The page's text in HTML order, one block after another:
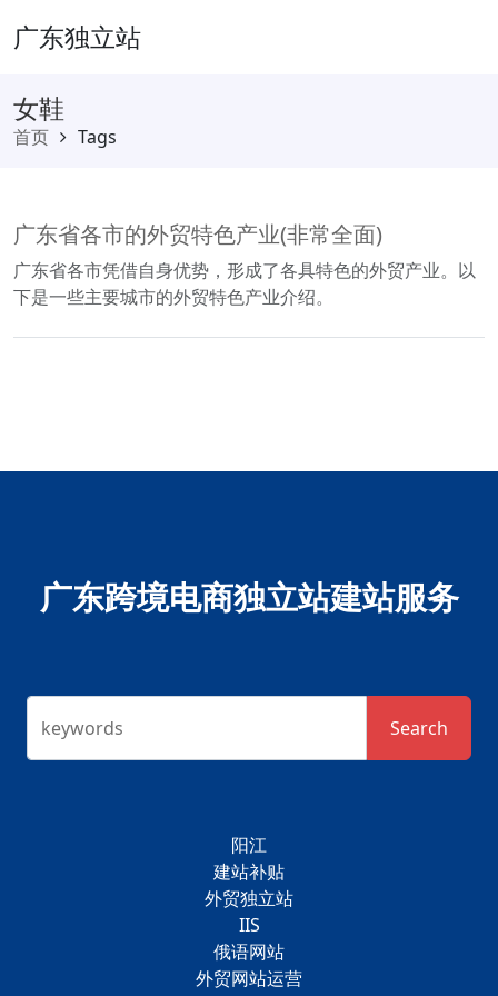
广东独立站
女鞋
首页 Tags
广东省各市的外贸特色产业(非常全面)
广东省各市凭借自身优势，形成了各具特色的外贸产业。以
下是一些主要城市的外贸特色产业介绍。
广东跨境电商独立站建站服务
keywords Search
阳江
建站补贴
外贸独立站
IIS
俄语网站
外贸网站运营